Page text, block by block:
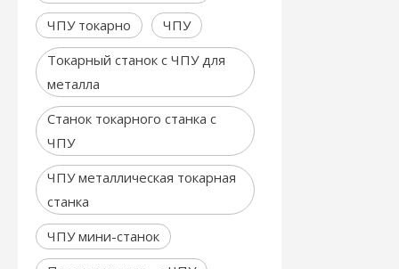
ЧПУ токарно
ЧПУ
Токарный станок с ЧПУ для
металла
Станок токарного станка с
ЧПУ
ЧПУ металлическая токарная
станка
ЧПУ мини-станок